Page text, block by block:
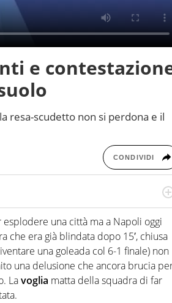
e
resa-scudetto non si perdona e il
CONDIVIDI
sportive e collaborato con
e memoria storica. Si occupa
una città ma a Napoli oggi
che era già blindata dopo 15′, chiusa
una goleada col 6-1 finale) non
una delusione che ancora brucia
Lavoglia matta della squadra di far